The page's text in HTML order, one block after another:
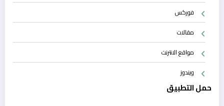
فوركس
مقالات
مواقع الانترنت
ويندوز
حمل التطبيق